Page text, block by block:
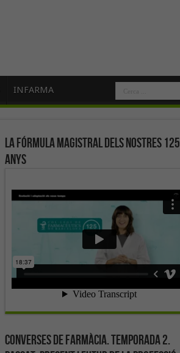
INFARMA
La fórmula magistral dels nostres 125
anys
Converses de farmàcia. Temporada 2.